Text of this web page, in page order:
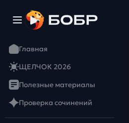
Главная
ЩЕЛЧОК 2026
Полезные материалы
Проверка сочинений